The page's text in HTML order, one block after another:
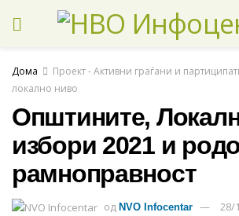
Дома
Проект - Активни граѓани и
локално ниво
Општините,
избори 2021 и
рамноправност
од NVO Infocentar 28/